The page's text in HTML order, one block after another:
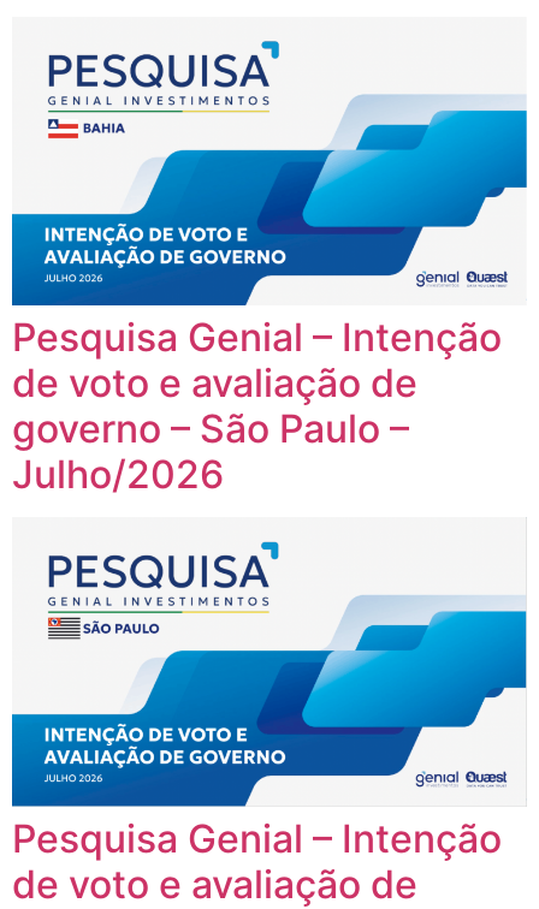
Pesquisa Genial – Intenção
de voto e avaliação de
governo – São Paulo –
Julho/2026
Pesquisa Genial – Intenção
de voto e avaliação de